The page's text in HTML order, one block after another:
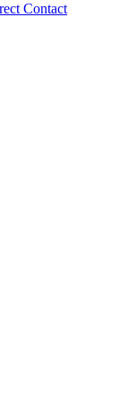
Contact